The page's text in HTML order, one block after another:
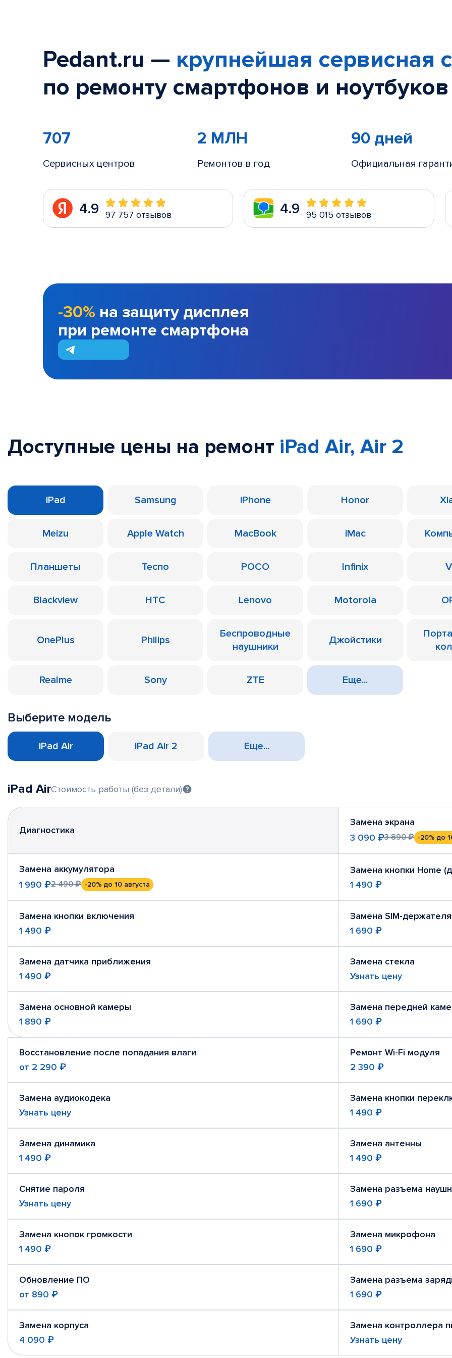
Pedant.ru — крупнейшая сервисная
по ремонту смартфонов и
707
Сервисных центров
2 МЛН
Ремонтов в год
90 дней
Официальная
4.9 97 757 отзывов 4.9 95 015 отзывов
-30% на защиту дисплея
при ремонте смартфона
Доступные цены на ремонт iPad Air, Air 2
iPad Samsung iPhone Honor
Meizu Apple Watch MacBook iMac
Планшеты Tecno POCO Infinix
Blackview HTC Lenovo Motorola
OnePlus Philips
Беспроводные
наушники
Джойстики
Realme Sony ZTE Еще...
Выберите модель
iPad Air iPad Air 2 Еще...
iPad AirСтоимость работы (без детали)
Диагностика
Замена экрана
3 090 ₽3 890 ₽ -20% до
Замена аккумулятора
1 990 ₽2 490 ₽ -20% до 10 августа
Замена кнопки Home
1 490 ₽
Замена кнопки включения
1 490 ₽
Замена SIM-
1 690 ₽
Замена датчика приближения
1 490 ₽
Замена стекла
Узнать цену
Замена основной камеры
1 890 ₽
Замена передней
1 690 ₽
Восстановление после попадания влаги
от 2 290 ₽
Ремонт Wi-Fi модуля
2 390 ₽
Замена аудиокодека
Узнать цену
Замена кнопки
1 490 ₽
Замена динамика
1 490 ₽
Замена антенны
1 490 ₽
Снятие пароля
Узнать цену
Замена разъема
1 690 ₽
Замена кнопок громкости
1 490 ₽
Замена микрофона
1 690 ₽
Обновление ПО
от 890 ₽
Замена разъема
1 690 ₽
Замена корпуса
4 090 ₽
Замена контроллера
Узнать цену